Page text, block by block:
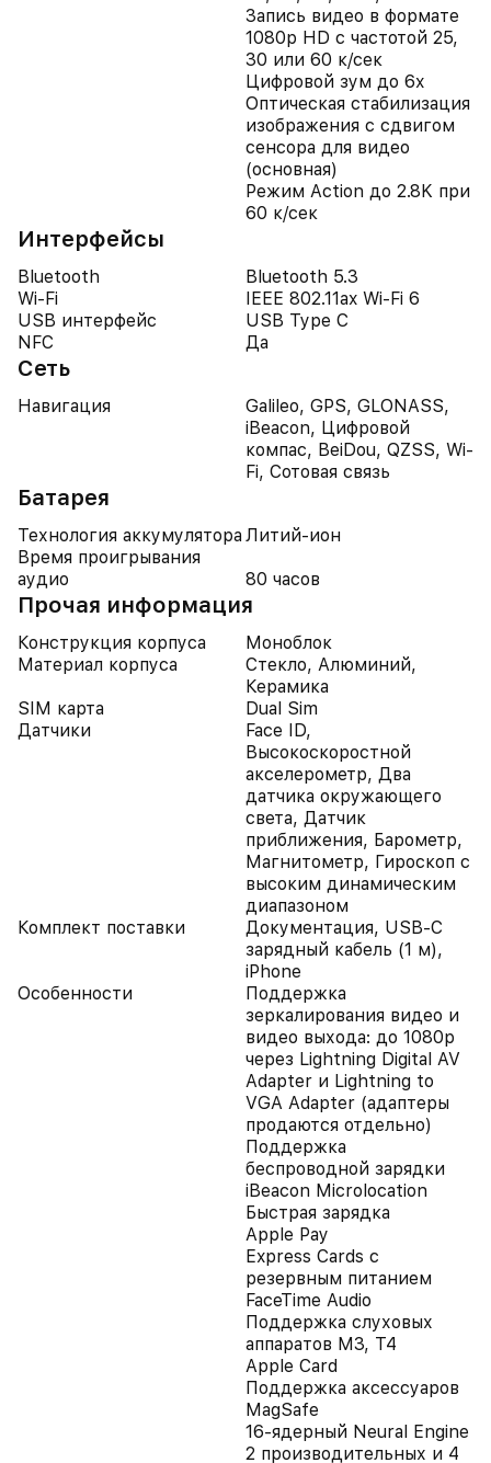
Запись видео в формате
1080p HD с частотой 25,
30 или 60 к/сек
Цифровой зум до 6x
Оптическая стабилизация
изображения с сдвигом
сенсора для видео
(основная)
Режим Action до 2.8K при
60 к/сек
Интерфейсы
Bluetooth
Bluetooth 5.3
Wi-Fi
IEEE 802.11ax Wi-Fi 6
USB интерфейс
USB Type C
NFC
Да
Сеть
Навигация
Galileo, GPS, GLONASS,
iBeacon, Цифровой
компас, BeiDou, QZSS, Wi-
Fi, Сотовая связь
Батарея
Технология аккумулятора Литий-ион
Время проигрывания
аудио
80 часов
Прочая информация
Конструкция корпуса
Моноблок
Материал корпуса
Стекло, Алюминий,
Керамика
SIM карта
Dual Sim
Датчики
Face ID,
Высокоскоростной
акселерометр, Два
датчика окружающего
света, Датчик
приближения, Барометр,
Магнитометр, Гироскоп с
высоким динамическим
диапазоном
Комплект поставки
Документация, USB-C
зарядный кабель (1 м),
iPhone
Особенности
Поддержка
зеркалирования видео и
видео выхода: до 1080p
через Lightning Digital AV
Adapter и Lightning to
VGA Adapter (адаптеры
продаются отдельно)
Поддержка
беспроводной зарядки
iBeacon Microlocation
Быстрая зарядка
Apple Pay
Express Cards с
резервным питанием
FaceTime Audio
Поддержка слуховых
аппаратов M3, T4
Apple Card
Поддержка аксессуаров
MagSafe
16-ядерный Neural Engine
2 производительных и 4